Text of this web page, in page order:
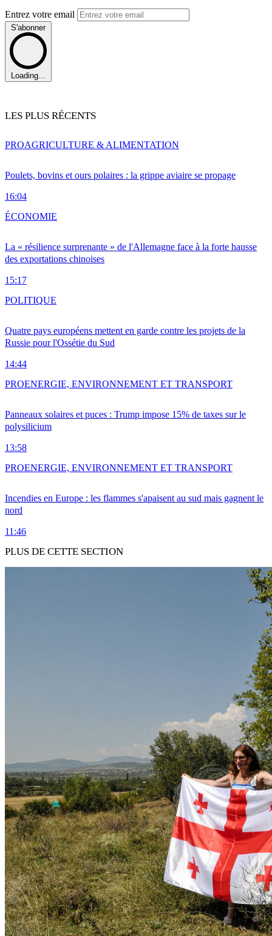
Entrez votre email
S'abonner
Loading...
LES PLUS RÉCENTS
Poulets, bovins et ours polaires : la grippe aviaire se propage
16:04
PROAGRICULTURE & ALIMENTATION
La « résilience surprenante » de l'Allemagne face à la forte hausse
des exportations chinoises
15:17
ÉCONOMIE
Quatre pays européens mettent en garde contre les projets de la
Russie pour l'Ossétie du Sud
14:44
POLITIQUE
Panneaux solaires et puces : Trump impose 15% de taxes sur le
polysilicium
13:58
PROENERGIE, ENVIRONNEMENT ET TRANSPORT
Incendies en Europe : les flammes s'apaisent au sud mais gagnent le
nord
11:46
PROENERGIE, ENVIRONNEMENT ET TRANSPORT
PLUS DE CETTE SECTION